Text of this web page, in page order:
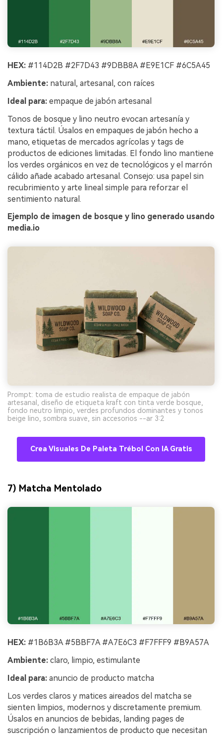
HEX: #114D2B #2F7D43 #9DBB8A #E9E1CF #6C5A45
Ambiente: natural, artesanal, con raíces
Ideal para: empaque de jabón artesanal
Tonos de bosque y lino neutro evocan artesanía y
textura táctil. Úsalos en empaques de jabón hecho a
mano, etiquetas de mercados agrícolas y tags de
productos de ediciones limitadas. El fondo lino mantiene
los verdes orgánicos en vez de tecnológicos y el marrón
cálido añade acabado artesanal. Consejo: usa papel sin
recubrimiento y arte lineal simple para reforzar el
sentimiento natural.
Ejemplo de imagen de bosque y lino generado usando
media.io
Prompt: toma de estudio realista de empaque de jabón
artesanal, diseño de etiqueta kraft con tinta verde bosque,
fondo neutro limpio, verdes profundos dominantes y tonos
beige lino, sombra suave, sin accesorios --ar 3:2
Crea Visuales De Paleta Trébol Con IA Gratis
7) Matcha Mentolado
HEX: #1B6B3A #5BBF7A #A7E6C3 #F7FFF9 #B9A57A
Ambiente: claro, limpio, estimulante
Ideal para: anuncio de producto matcha
Los verdes claros y matices aireados del matcha se
sienten limpios, modernos y discretamente premium.
Úsalos en anuncios de bebidas, landing pages de
suscripción o lanzamientos de producto que necesitan